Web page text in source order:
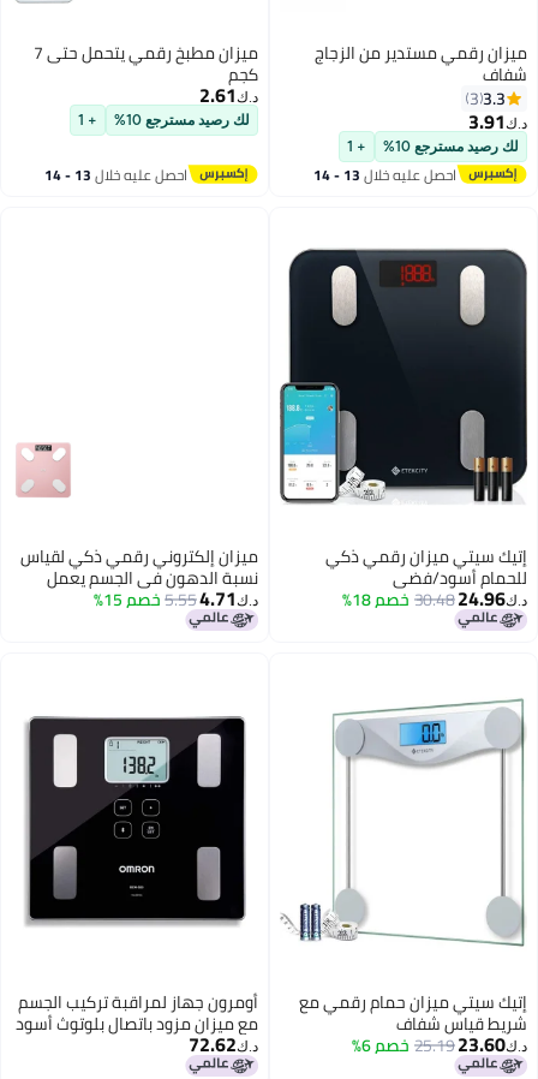
ميزان رقمي مستدير من الزجاج
شفاف
3.3
3
د.ك‏3.91
لك رصيد مسترجع 10% + 1
احصل عليه خلال 13 - 14
ميزان مطبخ رقمي يتحمل حتى 7
كجم
د.ك‏2.61
لك رصيد مسترجع 10% + 1
احصل عليه خلال 13 - 14
إتيك سيتي ميزان رقمي ذكي
للحمام أسود/فضي
11.8x11.8x1بوصة
د.ك‏24.96
30.48خصم 18%
ميزان إلكتروني رقمي ذكي لقياس
نسبة الدهون في الجسم يعمل
بالبلوتوث ومزود بمنفذ USB متعدد
الألوان
د.ك‏4.71
5.55خصم 15%
إتيك سيتي ميزان حمام رقمي مع
شريط قياس شفاف
11x11x0.9بوصة
د.ك‏23.60
25.19خصم 6%
أومرون جهاز لمراقبة تركيب الجسم
مع ميزان مزود باتصال بلوتوث أسود
150كيلوجرام
د.ك‏72.62